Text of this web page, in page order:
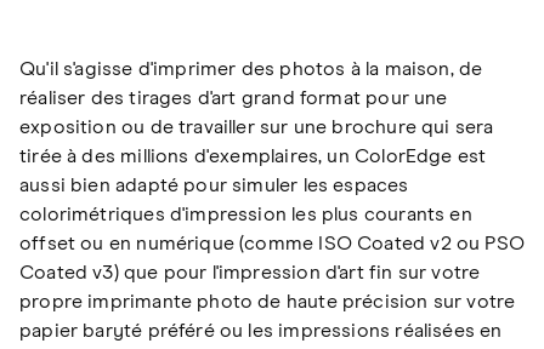
Qu'il s'agisse d'imprimer des photos à la maison, de
réaliser des tirages d'art grand format pour une
exposition ou de travailler sur une brochure qui sera
tirée à des millions d'exemplaires, un ColorEdge est
aussi bien adapté pour simuler les espaces
colorimétriques d'impression les plus courants en
offset ou en numérique (comme ISO Coated v2 ou PSO
Coated v3) que pour l'impression d'art fin sur votre
propre imprimante photo de haute précision sur votre
papier baryté préféré ou les impressions réalisées en